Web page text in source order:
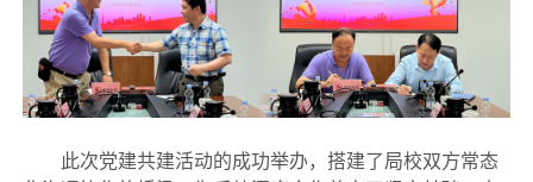
此次党建共建活动的成功举办，搭建了局校双方常态